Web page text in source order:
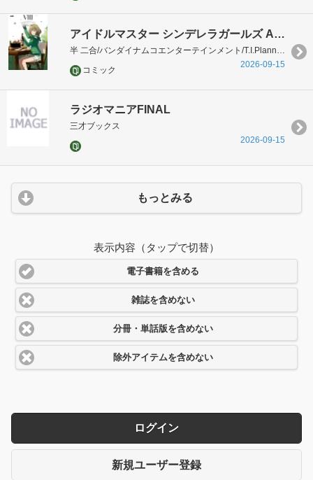
アイドルマスター シンデレラガールズ After20 8
コミック
2026-09-15
ラジオマニアFINAL
三才ブックス
2026-09-15
もっとみる
表示内容（タップで切替）
電子書籍を含める
雑誌を含めない
分冊・単話版を含めない
除外アイテムを含めない
ログイン
新規ユーザー登録